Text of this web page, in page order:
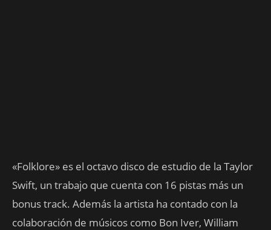
«Folklore» es el octavo disco de estudio de la Taylor
Swift, un trabajo que cuenta con 16 pistas más un
bonus track. Además la artista ha contado con la
colaboración de músicos como Bon Iver, William